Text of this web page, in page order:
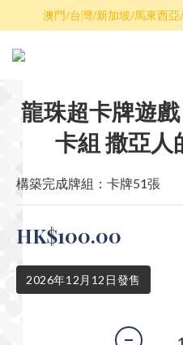
散卡買滿$100包平郵，全部
澳門/台灣/新加坡/馬來西
散卡買滿$100包平郵，全部
龍珠超卡牌遊
卡組 撒亞人
構築完成牌組：卡牌51張
HK$100.00
2026年12月12日發售